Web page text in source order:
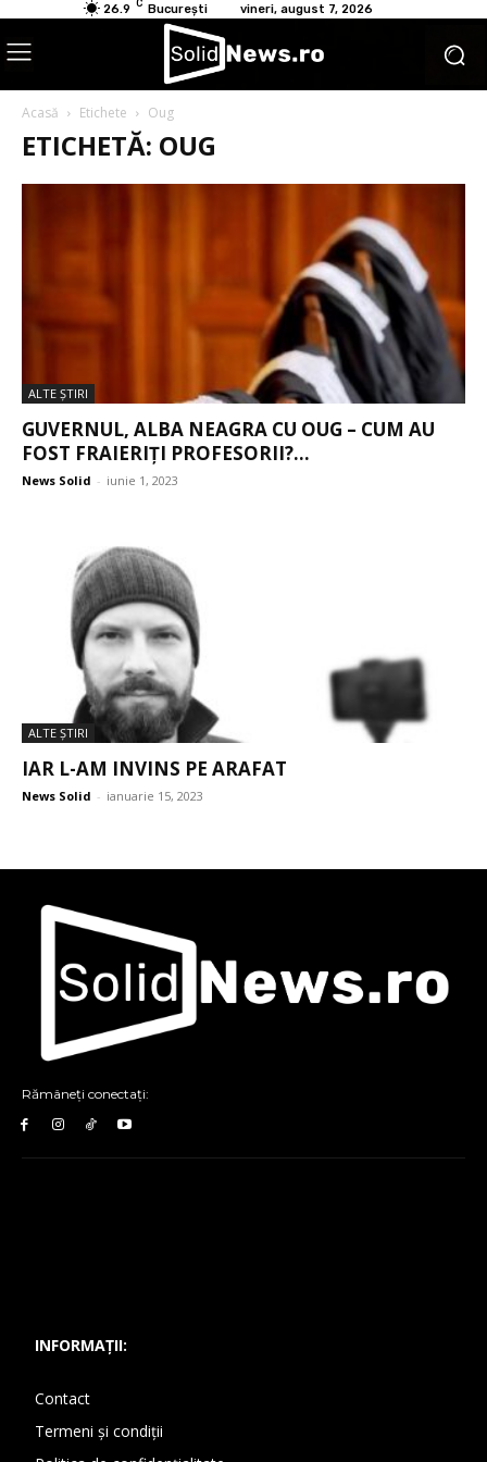
26.9 C București vineri, august 7, 2026
Acasă Etichete Oug
ETICHETĂ: OUG
ALTE ŞTIRI
GUVERNUL, ALBA NEAGRA CU OUG – CUM AU
FOST FRAIERIȚI PROFESORII?...
News Solid - iunie 1, 2023
ALTE ŞTIRI
IAR L-AM INVINS PE ARAFAT
News Solid - ianuarie 15, 2023
Rămâneți conectați:
INFORMAȚII:
Contact
Termeni și condiții